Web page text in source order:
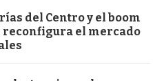
del Centro y el boom
reconfigura el mercado